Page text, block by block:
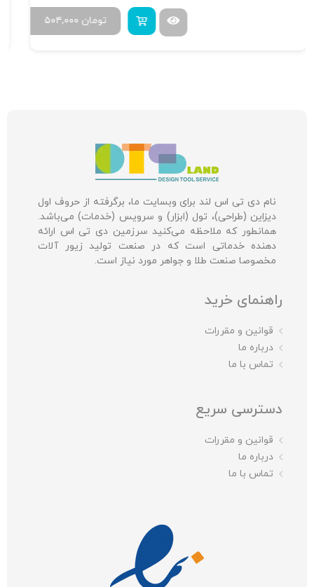
۶۰۰,۰۰۰تومان
نام دی تی اس لند برای وبسایت ما، برگرفته از حروف اول
دیزاین (طراحی)، تول (ابزار) و سرویس (خدمات) می‌باشد.
همانطور که ملاحظه می‌کنید سرزمین دی تی اس ارائه
دهنده خدماتی است که در صنعت تولید زیور آلات
مخصوصا صنعت طلا و جواهر مورد نیاز است.
راهنمای خرید
قوانین و مقررات
درباره ما
تماس با ما
دسترسی سریع
قوانین و مقررات
درباره ما
تماس با ما